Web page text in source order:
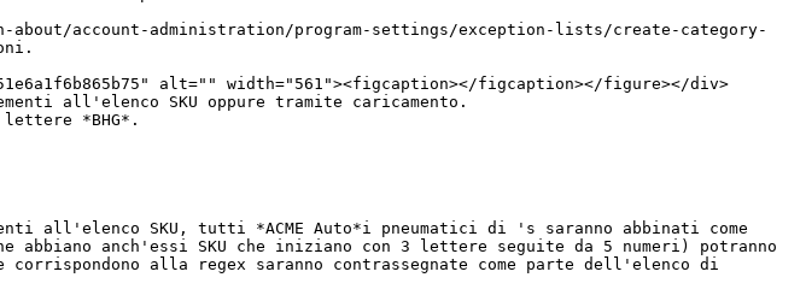
all'elenco SKU oppure tramite caricamento.
all'elenco SKU, tutti *ACME Auto*i pneumatici di 's saranno abbinati come
anch'essi SKU che iniziano con 3 lettere seguite da 5 numeri) potranno
alla regex saranno contrassegnate come parte dell'elenco di